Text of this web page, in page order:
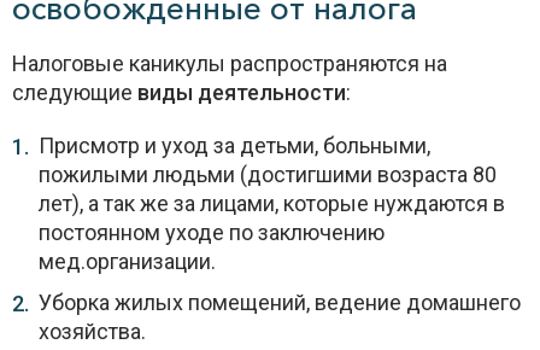
освобожденные от налога
Налоговые каникулы распространяются на
следующие виды деятельности:
Присмотр и уход за детьми, больными,
пожилыми людьми (достигшими возраста 80
лет), а так же за лицами, которые нуждаются в
постоянном уходе по заключению
мед.организации.
Уборка жилых помещений, ведение домашнего
хозяйства.